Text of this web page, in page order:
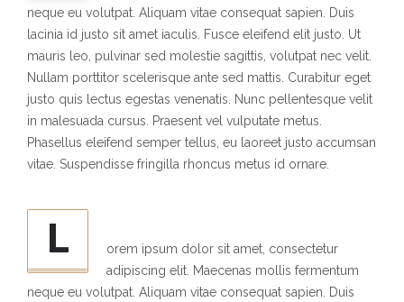
neque eu volutpat. Aliquam vitae consequat sapien. Duis
lacinia id justo sit amet iaculis. Fusce eleifend elit justo. Ut
mauris leo, pulvinar sed molestie sagittis, volutpat nec velit.
Nullam porttitor scelerisque ante sed mattis. Curabitur eget
justo quis lectus egestas venenatis. Nunc pellentesque velit
in malesuada cursus. Praesent vel vulputate metus.
Phasellus eleifend semper tellus, eu laoreet justo accumsan
vitae. Suspendisse fringilla rhoncus metus id ornare.
L
orem ipsum dolor sit amet, consectetur
adipiscing elit. Maecenas mollis fermentum
neque eu volutpat. Aliquam vitae consequat sapien. Duis